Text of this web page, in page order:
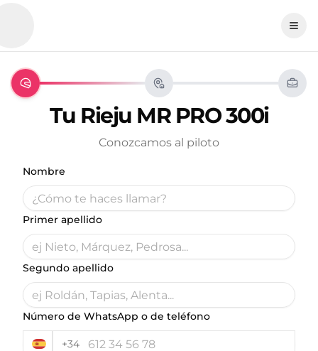
Tu Rieju MR PRO 300i
Conozcamos al piloto
Nombre
Primer apellido
Segundo apellido
Número de WhatsApp o de teléfono
+34